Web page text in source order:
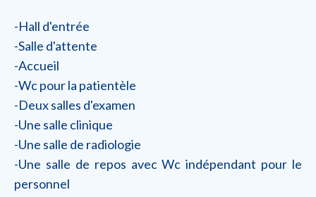
-Hall d'entrée
-Salle d'attente
-Accueil
-Wc pour la patientèle
-Deux salles d'examen
-Une salle clinique
-Une salle de radiologie
-Une salle de repos avec Wc indépendant pour le
personnel